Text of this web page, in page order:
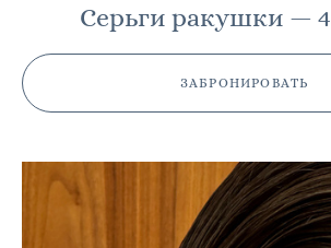
Серьги ракушки —
ЗАБРОНИРОВАТЬ